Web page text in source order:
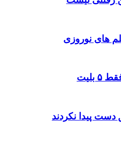
های نوروزی
دست پیدا نکردند